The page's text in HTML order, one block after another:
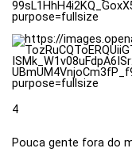
4
Pouca gente fora do